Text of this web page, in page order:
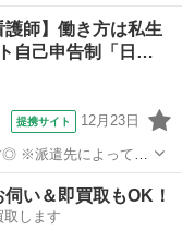
エマハイブリッド」
寝具 Emma
護師】働き方は私生
自己申告制「日…
提携サイト 12月23日
◎ ※派遣先によって業
記録作成 等 「聞
看護師
い＆即買取もOK！
します